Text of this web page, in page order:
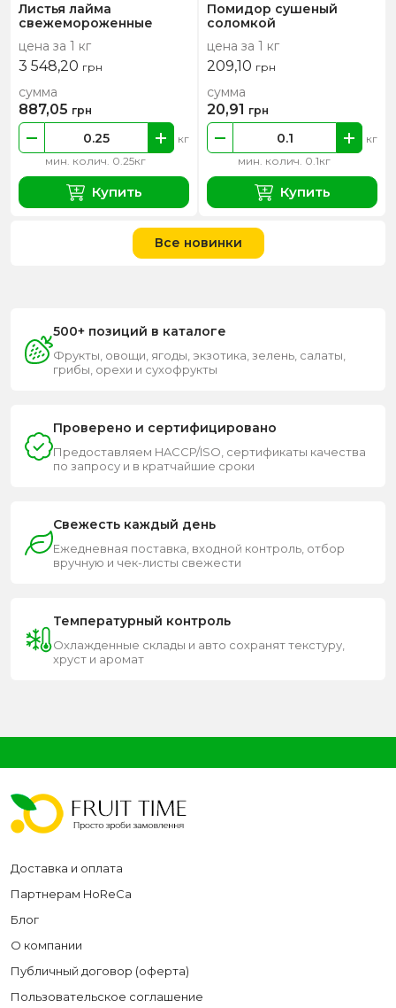
Листья лайма
свежемороженные
цена за 1 кг
3 548,20 грн
мин. колич. 0.25кг
кг
сумма
887,05 грн
Купить
Помидор сушеный
соломкой
цена за 1 кг
209,10 грн
мин. колич. 0.1кг
кг
сумма
20,91 грн
Купить
Все новинки
500+ позиций в каталоге
Фрукты, овощи, ягоды, экзотика, зелень, салаты,
грибы, орехи и сухофрукты
Проверено и сертифицировано
Предоставляем HACCP/ISO, сертификаты качества
по запросу и в кратчайшие сроки
Свежесть каждый день
Ежедневная поставка, входной контроль, отбор
вручную и чек-листы свежести
Температурный контроль
Охлажденные склады и авто сохранят текстуру,
хруст и аромат
Доставка и оплата
Партнерам HoReCa
Блог
О компании
Публичный договор (оферта)
Пользовательское соглашение